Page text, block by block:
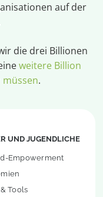
auf der
die drei Billionen
weitere Billion
.
UND JUGENDLICHE
Empowerment
Tools